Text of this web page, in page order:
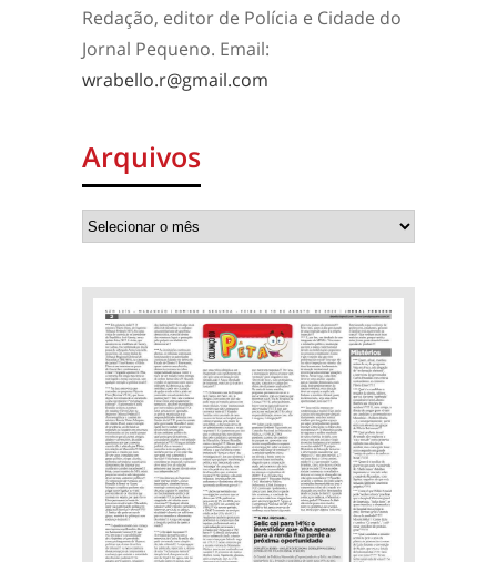
Redação, editor de Polícia e Cidade do
Jornal Pequeno. Email:
wrabello.r@gmail.com
Arquivos